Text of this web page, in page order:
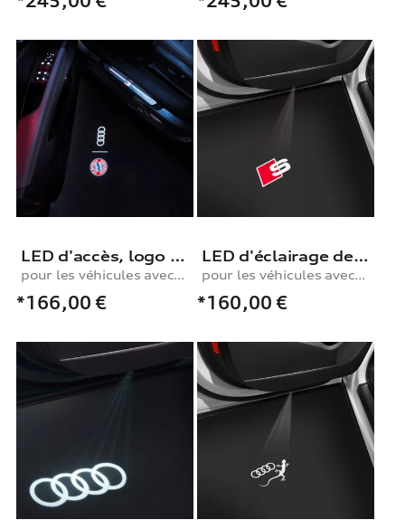
LED d'accès, logo FC Bayern München et anneaux Audi
pour les véhicules avec éclairage de seuil à LED
*166,00 €
LED d'éclairage de seuil logo S, sur les modèles avec éclairage de seuil à DEL
pour les véhicules avec éclairage de seuil à LED
*160,00 €